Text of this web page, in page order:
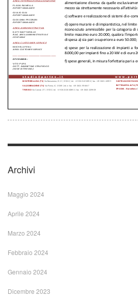
Archivi
Maggio 2024
Aprile 2024
Marzo 2024
Febbraio 2024
Gennaio 2024
Dicembre 2023